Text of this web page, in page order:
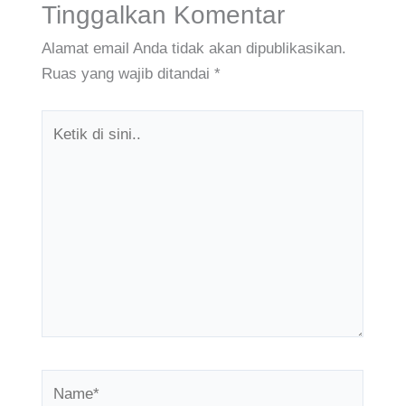
Tinggalkan Komentar
Alamat email Anda tidak akan dipublikasikan.
Ruas yang wajib ditandai *